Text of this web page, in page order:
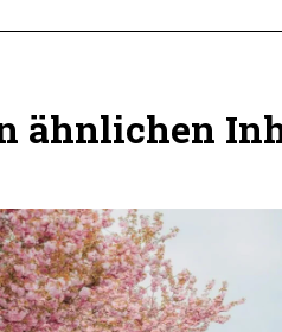
ähnlichen